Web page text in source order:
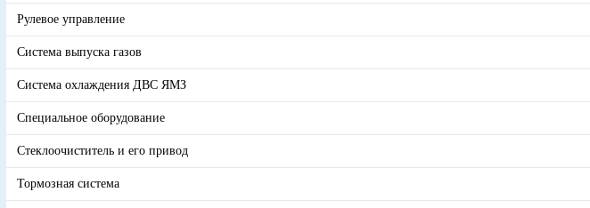
Рулевое управление
Система выпуска газов
Система охлаждения ДВС ЯМЗ
Специальное оборудование
Стеклоочиститель и его привод
Тормозная система